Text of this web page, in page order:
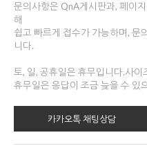
문의사항은 QnA게시판과, 페이
해
쉽고 빠르게 접수가 가능하며, 문
니다.
토, 일, 공휴일은 휴무입니다.사이
휴무일은 응답이 조금 늦을 수 있
카카오톡 채팅상담